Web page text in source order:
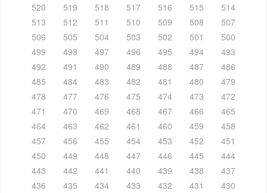
520
519 518 517 516 515
514
513
512 511 510 509 508
507
506
505 504 503 502 501
500
499
498 497 496 495 494
493
492
491 490 489 488 487
486
485
484 483 482 481 480
479
478
477 476 475 474 473
472
471
470 469 468 467 466
465
464
463 462 461 460 459
458
457
456 455 454 453 452
451
450
449 448 447 446 445
444
443
442 441 440 439 438
437
436
435 434 433 432 431
430